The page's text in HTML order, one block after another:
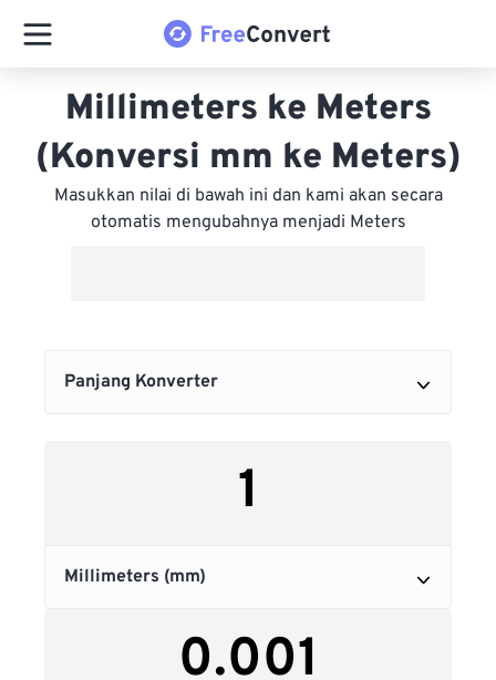
Millimeters ke Meters
(Konversi mm ke Meters)
Masukkan nilai di bawah ini dan kami akan secara
otomatis mengubahnya menjadi Meters